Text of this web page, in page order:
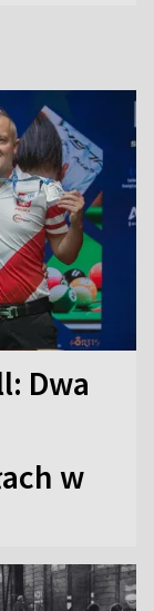
Dwa
w